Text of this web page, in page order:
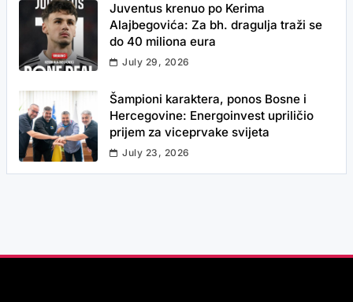
Juventus krenuo po Kerima
Alajbegovića: Za bh. dragulja traži se
do 40 miliona eura
July 29, 2026
Šampioni karaktera, ponos Bosne i
Hercegovine: Energoinvest upriličio
prijem za viceprvake svijeta
July 23, 2026